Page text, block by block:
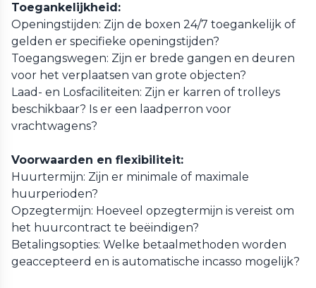
Toegankelijkheid:
Openingstijden: Zijn de boxen 24/7 toegankelijk of
gelden er specifieke openingstijden?
Toegangswegen: Zijn er brede gangen en deuren
voor het verplaatsen van grote objecten?
Laad- en Losfaciliteiten: Zijn er karren of trolleys
beschikbaar? Is er een laadperron voor
vrachtwagens?
Voorwaarden en flexibiliteit:
Huurtermijn: Zijn er minimale of maximale
huurperioden?
Opzegtermijn: Hoeveel opzegtermijn is vereist om
het huurcontract te beëindigen?
Betalingsopties: Welke betaalmethoden worden
geaccepteerd en is automatische incasso mogelijk?